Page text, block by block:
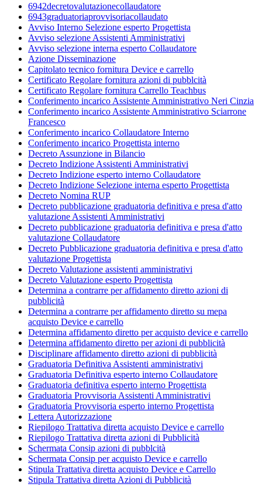
6942decretovalutazionecollaudatore
6943graduatoriaprovvisoriacollaudato
Avviso Interno Selezione esperto Progettista
Avviso selezione Assistenti Amministrativi
Avviso selezione interna esperto Collaudatore
Azione Disseminazione
Capitolato tecnico fornitura Device e carrello
Certificato Regolare fornitura azioni di pubblcità
Certificato Regolare fornitura Carrello Teachbus
Conferimento incarico Assistente Amministrativo Neri Cinzia
Conferimento incarico Assistente Amministrativo Sciarrone
Francesco
Conferimento incarico Collaudatore Interno
Conferimento incarico Progettista interno
Decreto Assunzione in Bilancio
Decreto Indizione Assistenti Amministrativi
Decreto Indizione esperto interno Collaudatore
Decreto Indizione Selezione interna esperto Progettista
Decreto Nomina RUP
Decreto pubblicazione graduatoria definitiva e presa d'atto
valutazione Assistenti Amministrativi
Decreto pubblicazione graduatoria definitiva e presa d'atto
valutazione Collaudatore
Decreto Pubblicazione graduatoria definitiva e presa d'atto
valutazione Progettista
Decreto Valutazione assistenti amministrativi
Decreto Valutazione esperto Progettista
Determina a contrarre per affidamento diretto azioni di
pubblicità
Determina a contrarre per affidamento diretto su mepa
acquisto Device e carrello
Determina affidamento diretto per acquisto device e carrello
Determina affidamento diretto per azioni di pubblicità
Disciplinare affidamento diretto azioni di pubblicità
Graduatoria Definitiva Assistenti amministrativi
Graduatoria Definitiva esperto interno Collaudatore
Graduatoria definitiva esperto interno Progettista
Graduatoria Provvisoria Assistenti Amministrativi
Graduatoria Provvisoria esperto interno Progettista
Lettera Autorizzazione
Riepilogo Trattativa diretta acquisto Device e carrello
Riepilogo Trattativa diretta azioni di Pubblicità
Schermata Consip azioni di pubblcità
Schermata Consip per acquisto Device e carrello
Stipula Trattativa diretta acquisto Device e Carrello
Stipula Trattativa diretta Azioni di Pubblicità